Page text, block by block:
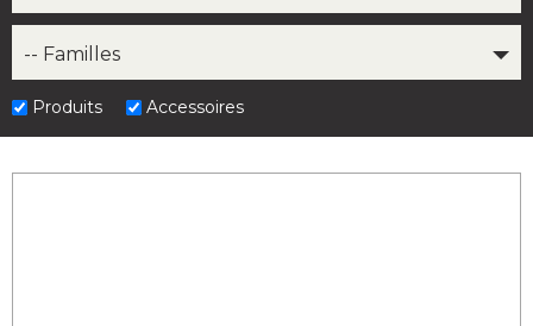
-- Familles
Produits Accessoires